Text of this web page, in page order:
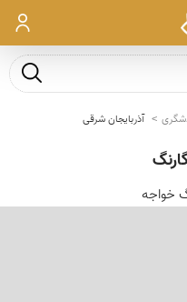
ورود
جست و
آذربایجان شرقی
خواجه